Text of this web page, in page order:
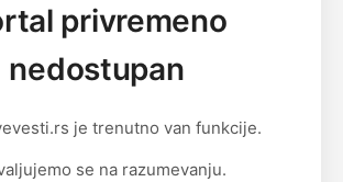
privremeno
nedostupan
je trenutno van funkcije.
se na razumevanju.